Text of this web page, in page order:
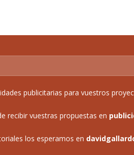
publicitarias para vuestros
recibir vuestras propuestas en
los esperamos en